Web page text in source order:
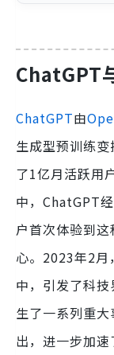
ChatGPT
ChatGPT由
生成型预训练
了1亿月活跃用
中，ChatGPT
户首次体验到
心。2023年2月
中，引发了科
生了一系列重
出，进一步加速